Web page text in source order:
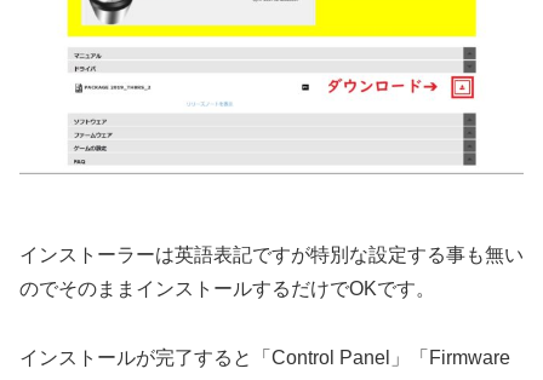
インストーラーは英語表記ですが特別な設定する事も無い
のでそのままインストールするだけでOKです。
インストールが完了すると「Control Panel」「Firmware